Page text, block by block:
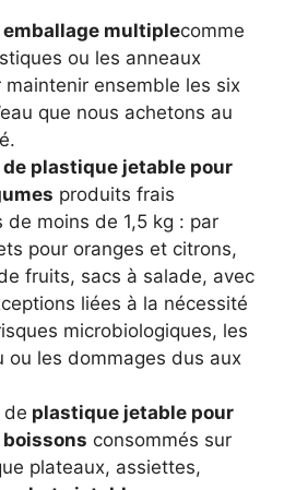
emballage multiplecomme
ou les anneaux
maintenir ensemble les six
que nous achetons au
de plastique jetable pour
produits frais
de moins de 1,5 kg : par
pour oranges et citrons,
fruits, sacs à salade, avec
liées à la nécessité
microbiologiques, les
ou les dommages dus aux
de plastique jetable pour
consommés sur
plateaux, assiettes,